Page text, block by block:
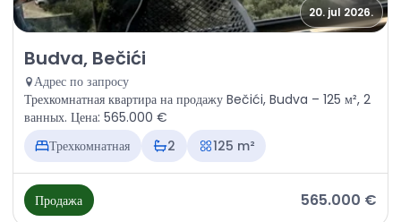
20. jul 2026.
Продажа - Квартира Budva, Bečići
Budva, Bečići
Адрес по запросу
Трехкомнатная квартира на продажу Bečići, Budva – 125 м², 2
ванных. Цена: 565.000 €
Трехкомнатная
2 125 m²
Продажа 565.000 €